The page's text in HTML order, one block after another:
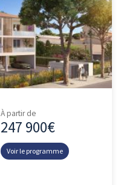
À partir de
247 900€
Voir le programme